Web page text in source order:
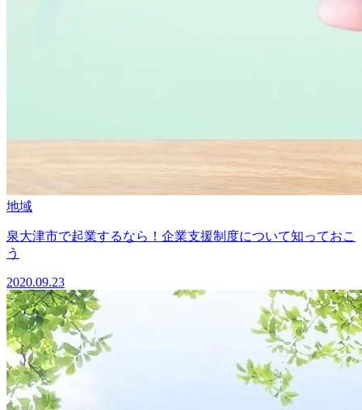
地域
泉大津市で起業するなら！企業支援制度について知っておこ
う
2020.09.23